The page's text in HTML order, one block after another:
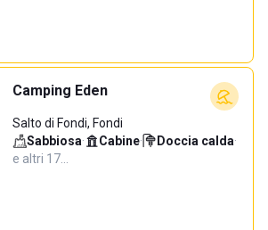
Camping Eden
Salto di Fondi, Fondi
Sabbiosa· Cabine· Doccia calda·
e altri 17…